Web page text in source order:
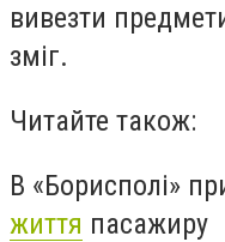
вивезти
зміг.
Читайте також:
В «Борисполі»
життя пасажиру